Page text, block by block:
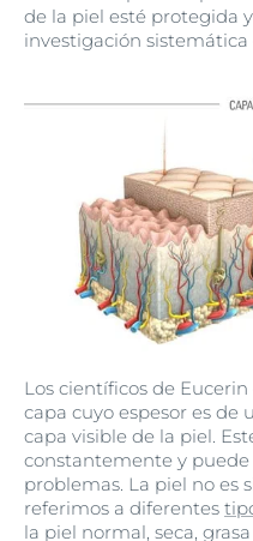
de la piel esté protegida
investigación sistemática
Los científicos de
capa cuyo espesor es de
capa visible de la piel.
constantemente y
problemas. La piel no es
referimos a diferentes
la piel normal, seca,